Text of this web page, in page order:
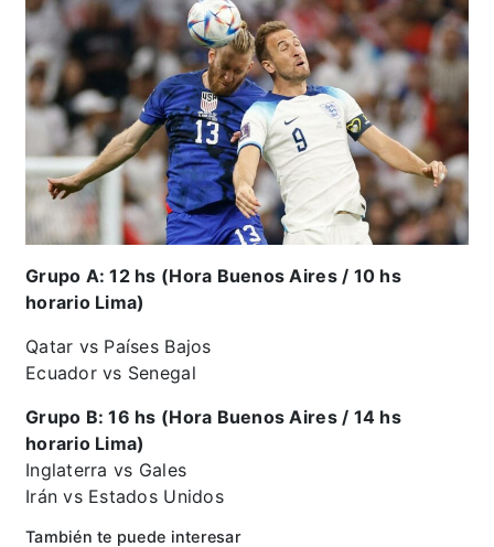
Grupo A: 12 hs (Hora Buenos Aires / 10 hs
horario Lima)
Qatar vs Países Bajos
Ecuador vs Senegal
Grupo B: 16 hs (Hora Buenos Aires / 14 hs
horario Lima)
Inglaterra vs Gales
Irán vs Estados Unidos
También te puede interesar